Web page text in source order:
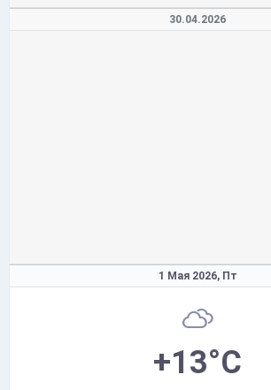
30.04.2026
1 Мая 2026, Пт
+13°C